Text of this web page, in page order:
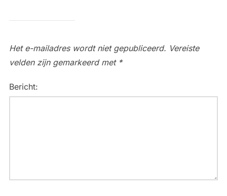
Het e-mailadres wordt niet gepubliceerd. Vereiste
velden zijn gemarkeerd met *
Bericht: